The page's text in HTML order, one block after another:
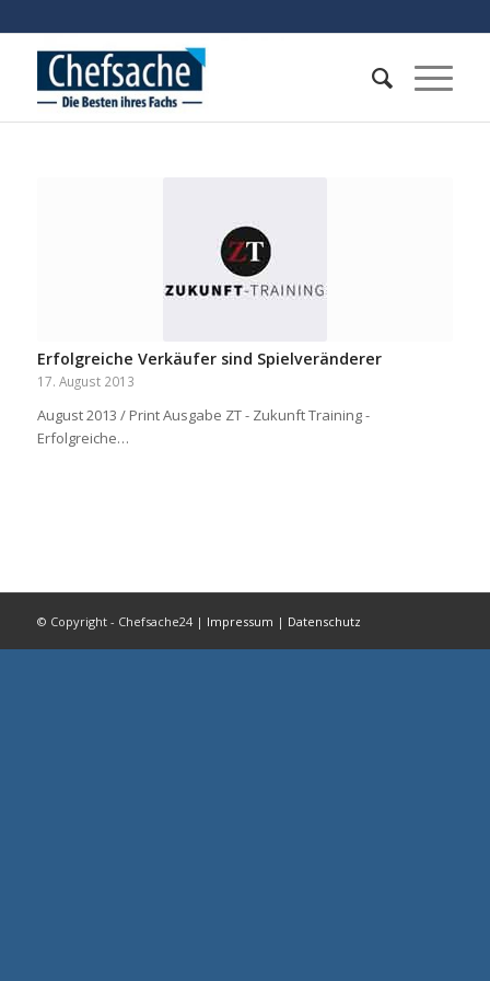
Erfolgreiche Verkäufer sind Spielveränderer
17. August 2013
August 2013 / Print Ausgabe ZT - Zukunft Training -
Erfolgreiche…
© Copyright - Chefsache24 | Impressum | Datenschutz